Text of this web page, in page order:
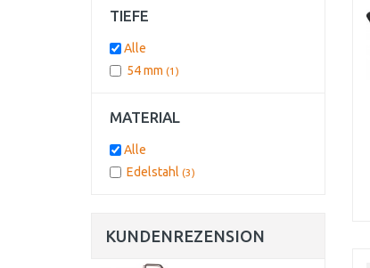
TIEFE
Alle
54 mm (1)
MATERIAL
Alle
Edelstahl (3)
KUNDENREZENSION